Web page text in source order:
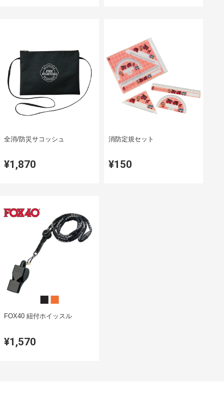
全消/防災サコッシュ
¥1,870
消防定規セット
¥150
FOX40 紐付ホイッスル
¥1,570